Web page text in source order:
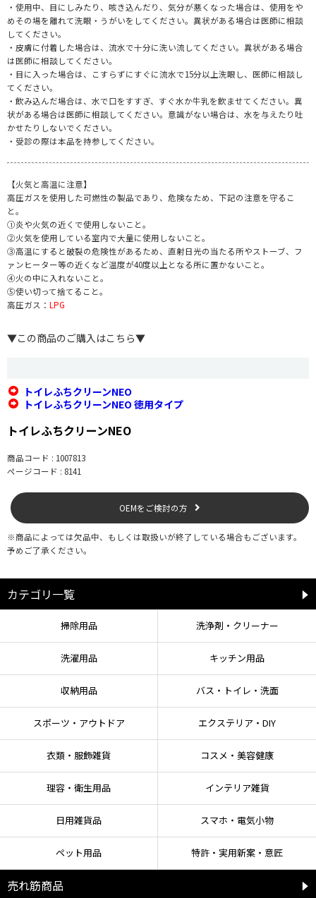
・使用中、目にしみたり、咳き込んだり、気分が悪くなった場合は、使用をや
めその場を離れて洗眼・うがいをしてください。異状がある場合は医師に相談
してください。
・皮膚に付着した場合は、流水で十分に洗い流してください。異状がある場合
は医師に相談してください。
・目に入った場合は、こすらずにすぐに流水で15分以上洗眼し、医師に相談し
てください。
・飲み込んだ場合は、水で口をすすぎ、すぐ水か牛乳を飲ませてください。異
状がある場合は医師に相談してください。意識がない場合は、水を与えたり吐
かせたりしないでください。
・受診の際は本品を持参してください。
【火気と高温に注意】
高圧ガスを使用した可燃性の製品であり、危険なため、下記の注意を守るこ
と。
①炎や火気の近くで使用しないこと。
②火気を使用している室内で大量に使用しないこと。
③高温にすると破裂の危険性があるため、直射日光の当たる所やストーブ、フ
ァンヒーター等の近くなど温度が40度以上となる所に置かないこと。
④火の中に入れないこと。
⑤使い切って捨てること。
高圧ガス： LPG
▼この商品のご購入はこちら▼
トイレふちクリーンNEO
トイレふちクリーンNEO 徳用タイプ
トイレふちクリーンNEO
商品コード : 1007813
ページコード : 8141
OEMをご検討の方
※商品によっては欠品中、もしくは取扱いが終了している場合もございます。
予めご了承ください。
カテゴリ一覧
掃除用品 洗浄剤・クリーナー
洗濯用品 キッチン用品
収納用品 バス・トイレ・洗面
スポーツ・アウトドア エクステリア・DIY
衣類・服飾雑貨 コスメ・美容健康
理容・衛生用品 インテリア雑貨
日用雑貨品 スマホ・電気小物
ペット用品 特許・実用新案・意匠
売れ筋商品